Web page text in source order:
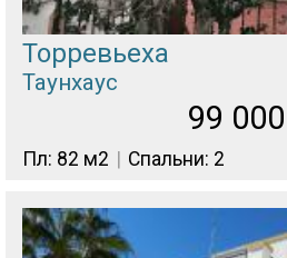
Торревьеха
Таунхаус
99 000
Пл: 82 м2 Спальни: 2